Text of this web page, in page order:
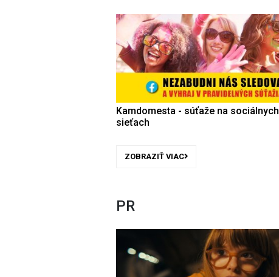
Kamdomesta - súťaže na sociálnych
sieťach
ZOBRAZIŤ VIAC
PR